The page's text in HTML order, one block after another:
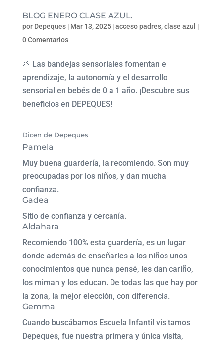
BLOG ENERO CLASE AZUL.
por Depeques| Mar 13, 2025|acceso padres,clase azul |
0 Comentarios
🌱 Las bandejas sensoriales fomentan el
aprendizaje, la autonomía y el desarrollo
sensorial en bebés de 0 a 1 año. ¡Descubre sus
beneficios en DEPEQUES!
Dicen de Depeques
Pamela
Muy buena guardería, la recomiendo. Son muy
preocupadas por los niños, y dan mucha
confianza.
Gadea
Sitio de confianza y cercanía.
Aldahara
Recomiendo 100% esta guardería, es un lugar
donde además de enseñarles a los niños unos
conocimientos que nunca pensé, les dan cariño,
los miman y los educan. De todas las que hay por
la zona, la mejor elección, con diferencia.
Gemma
Cuando buscábamos Escuela Infantil visitamos
Depeques, fue nuestra primera y única visita,